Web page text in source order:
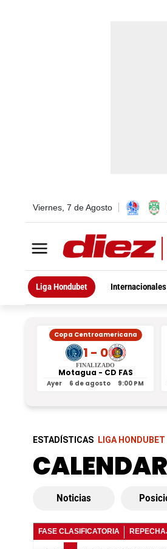
Viernes, 7 de Agosto
Liga Hondubet Internacionales
Copa Centroamericana
1 - 0
FINALIZADO
Motagua - CD FAS
Ayer 6 de agosto 9:00 PM
ESTADÍSTICAS LIGA HONDUBET
Noticias